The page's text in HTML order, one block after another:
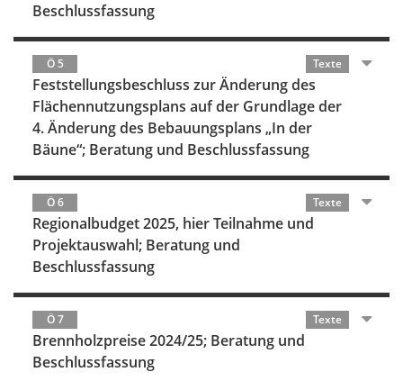
Beschlussfassung
Ö 5 Texte
Feststellungsbeschluss zur Änderung des
Flächennutzungsplans auf der Grundlage der
4. Änderung des Bebauungsplans „In der
Bäune“; Beratung und Beschlussfassung
Ö 6 Texte
Regionalbudget 2025, hier Teilnahme und
Projektauswahl; Beratung und
Beschlussfassung
Ö 7 Texte
Brennholzpreise 2024/25; Beratung und
Beschlussfassung